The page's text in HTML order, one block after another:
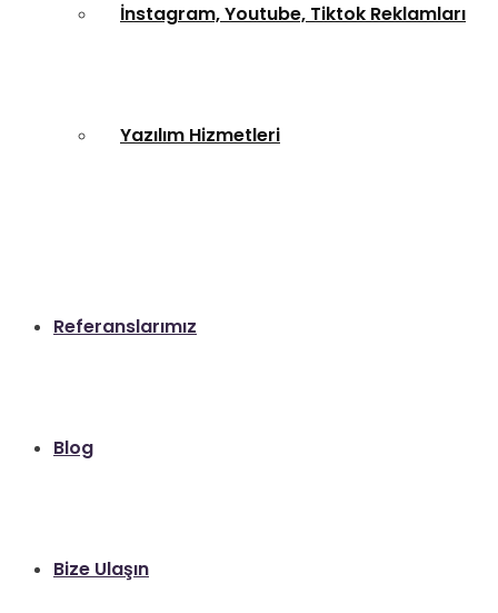
İnstagram, Youtube, Tiktok Reklamları
Yazılım Hizmetleri
Referanslarımız
Blog
Bize Ulaşın